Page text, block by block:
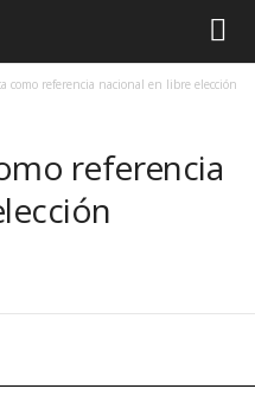
como referencia nacional en libre elección
referencia